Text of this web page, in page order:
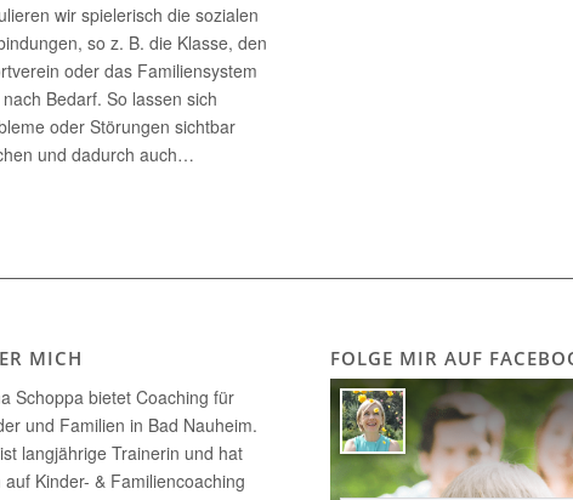
wir spielerisch die sozialen
so z. B. die Klasse, den
oder das Familiensystem
Bedarf. So lassen sich
oder Störungen sichtbar
und dadurch auch…
MICH
Schoppa bietet Coaching für
und Familien in Bad Nauheim.
langjährige Trainerin und hat
auf Kinder- & Familiencoaching
FOLGE MIR AUF